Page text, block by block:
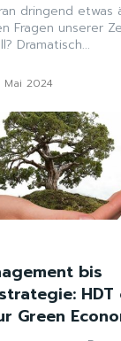
dringend etwas
Fragen unserer
Dramatisch...
Mai 2024
bis
Green